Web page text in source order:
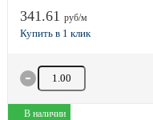
341.61 руб/м
Количество товара
В наличии